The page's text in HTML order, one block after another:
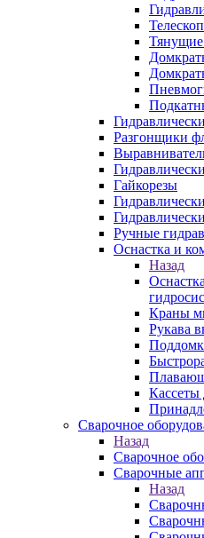
Разгонщики
Гайкорезы
Ручные
Оснастка и
Назад
Краны
Рукава
Кассеты
Сварочное
Назад
Сварочное
Сварочные
Назад